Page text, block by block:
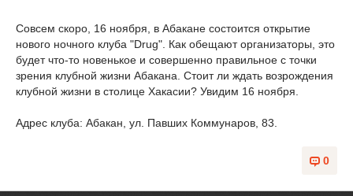
Совсем скоро, 16 ноября, в Абакане состоится открытие
нового ночного клуба "Drug". Как обещают организаторы, это
будет что-то новенькое и совершенно правильное с точки
зрения клубной жизни Абакана. Стоит ли ждать возрождения
клубной жизни в столице Хакасии? Увидим 16 ноября.
Адрес клуба: Абакан, ул. Павших Коммунаров, 83.
0